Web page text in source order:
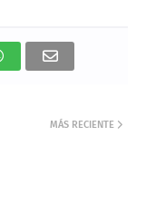
MÁS RECIENTE